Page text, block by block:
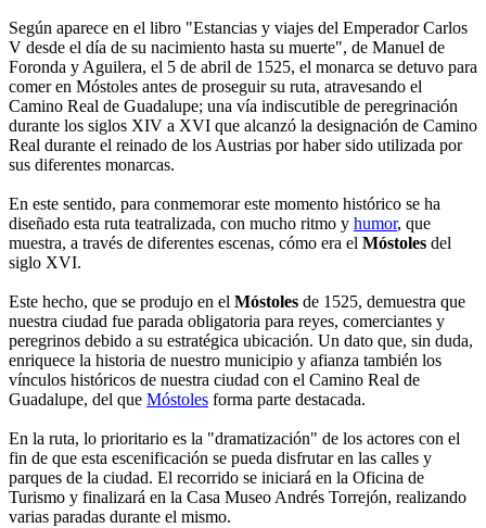
Según aparece en el libro "Estancias y viajes del Emperador Carlos
V desde el día de su nacimiento hasta su muerte", de Manuel de
Foronda y Aguilera, el 5 de abril de 1525, el monarca se detuvo para
comer en Móstoles antes de proseguir su ruta, atravesando el
Camino Real de Guadalupe; una vía indiscutible de peregrinación
durante los siglos XIV a XVI que alcanzó la designación de Camino
Real durante el reinado de los Austrias por haber sido utilizada por
sus diferentes monarcas.
En este sentido, para conmemorar este momento histórico se ha
diseñado esta ruta teatralizada, con mucho ritmo y humor, que
muestra, a través de diferentes escenas, cómo era el Móstoles del
siglo XVI.
Este hecho, que se produjo en el Móstoles de 1525, demuestra que
nuestra ciudad fue parada obligatoria para reyes, comerciantes y
peregrinos debido a su estratégica ubicación. Un dato que, sin duda,
enriquece la historia de nuestro municipio y afianza también los
vínculos históricos de nuestra ciudad con el Camino Real de
Guadalupe, del que Móstoles forma parte destacada.
En la ruta, lo prioritario es la "dramatización" de los actores con el
fin de que esta escenificación se pueda disfrutar en las calles y
parques de la ciudad. El recorrido se iniciará en la Oficina de
Turismo y finalizará en la Casa Museo Andrés Torrejón, realizando
varias paradas durante el mismo.